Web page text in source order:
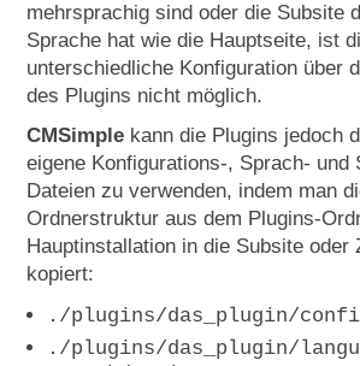
mehrsprachig sind oder die Subsite
Sprache hat wie die Hauptseite, ist
unterschiedliche Konfiguration über
des Plugins nicht möglich.
CMSimple kann die Plugins jedoch
eigene Konfigurations-, Sprach- und
Dateien zu verwenden, indem man
Ordnerstruktur aus dem Plugins-
Hauptinstallation in die Subsite oder
kopiert:
./plugins/das_plugin/
./plugins/das_plugin/